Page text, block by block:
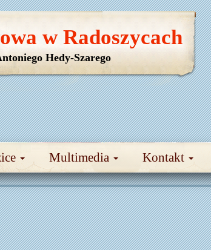
Multimedia Kontakt
w Radoszycach
Hedy-Szarego